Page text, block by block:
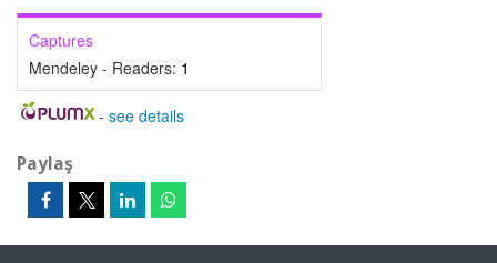
Captures
Mendeley - Readers: 1
- see details
Paylaş